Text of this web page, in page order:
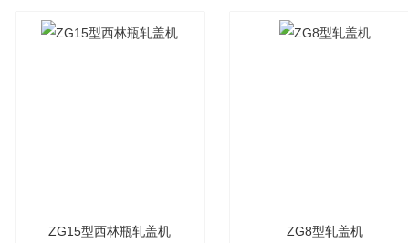
ZG15型西林瓶轧盖机 ZG8型轧盖机